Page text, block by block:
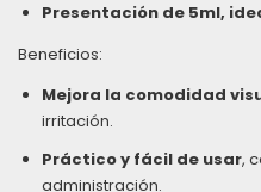
Presentación de 5ml,
Beneficios:
Mejora la comodidad
irritación.
Práctico y fácil de usar,
administración.